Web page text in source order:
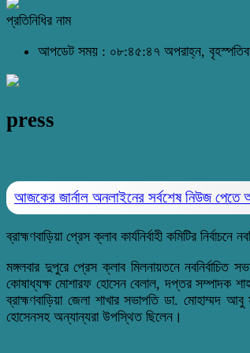
প্রতিনিধির নাম
আপডেট সময় : ০৮:৪৫:৪৭ অপরাহ্ন,
press
আজকের জার্নাল অনলাইনের সর্বশেষ নিউজ
ব্রাহ্মণবাড়িয়া প্রেস ক্লাব কার্যনির্বাহী কমিটির
মঙ্গলবার দুপুরে প্রেস ক্লাব মিলনায়তনে নবনির্বাচিত
কোষাধ্যক্ষ মোশারফ হোসেন বেলাল, দপ্তর সম্পাদক
ব্রাহ্মণবাড়িয়া জেলা শাখার সভাপতি ডা. মোহাম্মদ
হোসেনসহ অন্যান্যরা উপস্থিত ছিলেন।